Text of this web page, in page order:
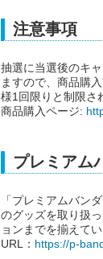
注意事項
抽選に当選後のキ
ますので、商品購
様1回限りと制限さ
商品購入ページ:
プレミアム
「プレミアムバン
のグッズを取り扱
ョンまでを揃えてい
URL： https://p-